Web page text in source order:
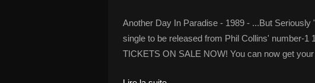
Another Day In Paradise - 1989 - ...But
single to be released from Phil Collins' number-1
TICKETS ON SALE NOW! You can now get